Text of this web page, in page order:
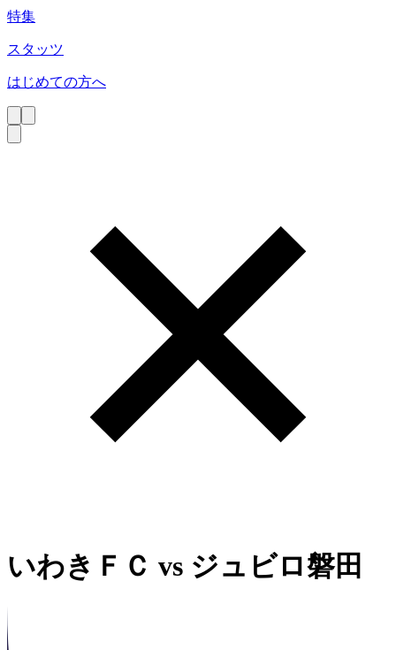
特集
スタッツ
はじめての方へ
いわきＦＣ vs ジュビロ磐田